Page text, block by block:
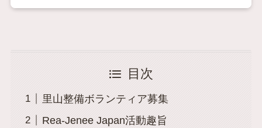
目次
里山整備ボランティア募集
Rea-Jenee Japan活動趣旨